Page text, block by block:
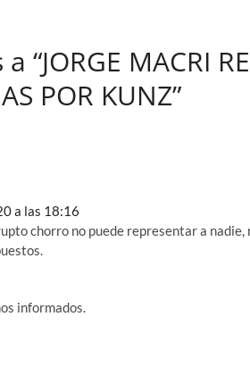
“JORGE MACRI
POR KUNZ”
a las 18:16
chorro no puede representar a nadie,
informados.